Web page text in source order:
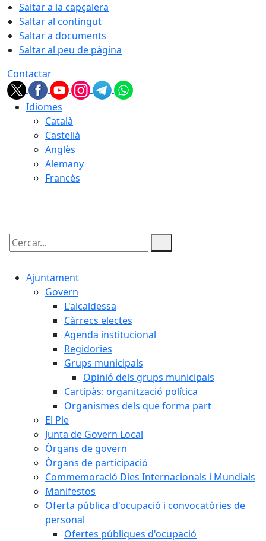
Saltar a la capçalera
Saltar al contingut
Saltar a documents
Saltar al peu de pàgina
Contactar
Idiomes
Català
Castellà
Anglès
Alemany
Francès
Cercar:
Ajuntament
Govern
L'alcaldessa
Càrrecs electes
Agenda institucional
Regidories
Grups municipals
Opinió dels grups municipals
Cartipàs: organització política
Organismes dels que forma part
El Ple
Junta de Govern Local
Òrgans de govern
Òrgans de participació
Commemoració Dies Internacionals i Mundials
Manifestos
Oferta pública d'ocupació i convocatòries de
personal
Ofertes públiques d'ocupació